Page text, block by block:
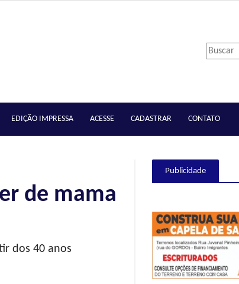
EDIÇÃO IMPRESSA ACESSE CADASTRAR CONTATO
de mama
dos 40 anos
Publicidade